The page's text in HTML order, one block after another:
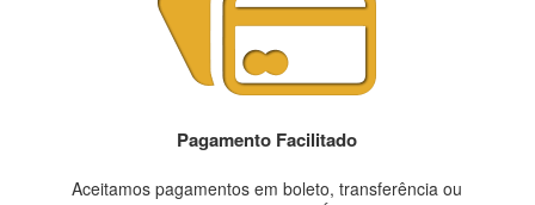
Pagamento Facilitado
Aceitamos pagamentos em boleto, transferência ou